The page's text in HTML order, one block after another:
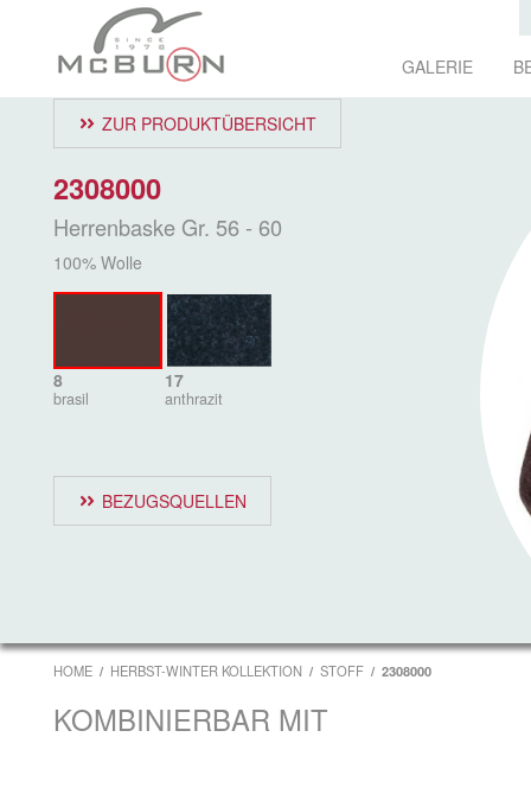
GALERIE
ZUR PRODUKTÜBERSICHT
2308000
Herrenbaske Gr. 56 - 60
100% Wolle
8
brasil
17
anthrazit
BEZUGSQUELLEN
HOME HERBST-WINTER KOLLEKTION STOFF 2308000
KOMBINIERBAR MIT